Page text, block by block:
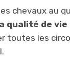
chevaux au
qualité de vie
toutes les